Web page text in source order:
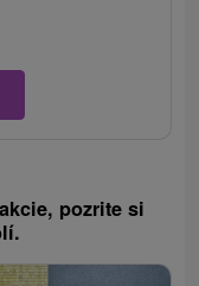
pozrite si